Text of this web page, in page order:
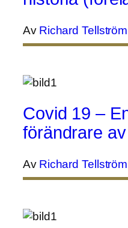
Av Richard Tellström
Covid 19 –
förändrare
Av Richard Tellström